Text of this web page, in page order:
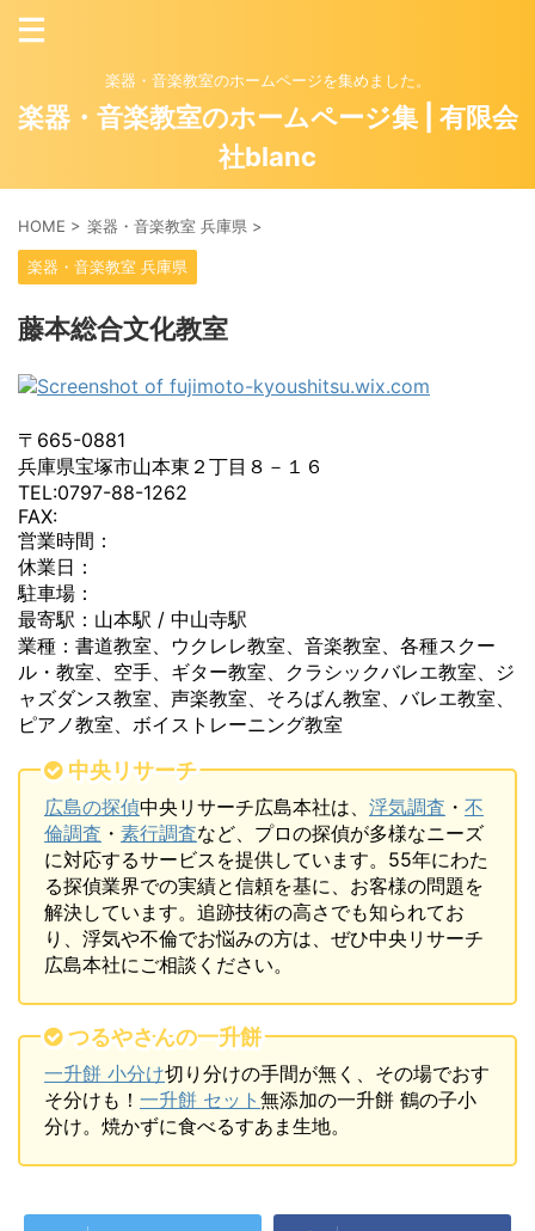
楽器・音楽教室のホームページを集めました。
楽器・音楽教室のホームページ集 | 有限会
社blanc
HOME > 楽器・音楽教室 兵庫県 >
楽器・音楽教室 兵庫県
藤本総合文化教室
〒665-0881
兵庫県宝塚市山本東２丁目８－１６
TEL:0797-88-1262
FAX:
営業時間：
休業日：
駐車場：
最寄駅：山本駅 / 中山寺駅
業種：書道教室、ウクレレ教室、音楽教室、各種スクー
ル・教室、空手、ギター教室、クラシックバレエ教室、ジ
ャズダンス教室、声楽教室、そろばん教室、バレエ教室、
ピアノ教室、ボイストレーニング教室
中央リサーチ
広島の探偵中央リサーチ広島本社は、 浮気調査 ・ 不
倫調査 ・ 素行調査など、プロの探偵が多様なニーズ
に対応するサービスを提供しています。55年にわた
る探偵業界での実績と信頼を基に、お客様の問題を
解決しています。追跡技術の高さでも知られてお
り、浮気や不倫でお悩みの方は、ぜひ中央リサーチ
広島本社にご相談ください。
つるやさんの一升餅
一升餅 小分け切り分けの手間が無く、その場でおす
そ分けも！ 一升餅 セット 無添加の一升餅 鶴の子小
分け。焼かずに食べるすあま生地。